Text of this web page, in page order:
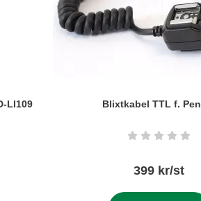
LI109
5
Blixtkabel TTL f.
Betyg: 0
399 kr/st